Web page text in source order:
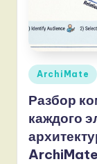
Опубликовано
ArchiMate
Разбор
каждого
ArchiMate